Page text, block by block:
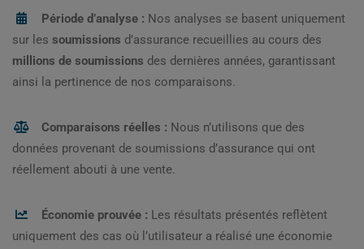
Période d’analyse : Nos analyses se basent uniquement
sur les soumissions d’assurance recueillies au cours des
millions de soumissions des dernières années, garantissant
ainsi la pertinence de nos comparaisons.
Comparaisons réelles : Nous n’utilisons que des
données provenant de soumissions d’assurance qui ont
réellement abouti à une vente.
Économie prouvée : Les résultats présentés reflètent
uniquement des cas où l’utilisateur a réalisé une économie